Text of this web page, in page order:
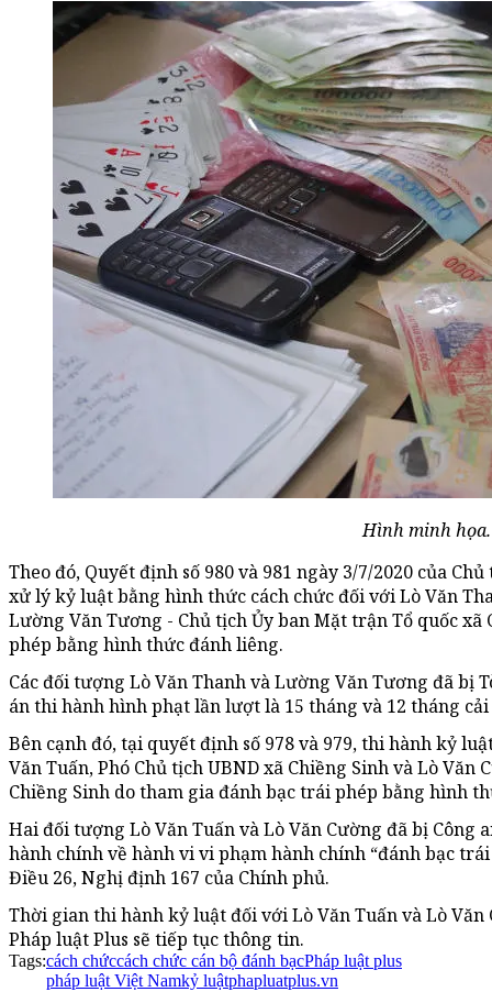
Hình minh họa.
Theo đó, Quyết định số 980 và 981 ngày 3/7/2020 của
xử lý kỷ luật bằng hình thức cách chức đối với Lò Văn
Lường Văn Tương - Chủ tịch Ủy ban Mặt trận Tổ quốc
phép bằng hình thức đánh liêng.
Các đối tượng Lò Văn Thanh và Lường Văn Tương đã bị
án thi hành hình phạt lần lượt là 15 tháng và 12 tháng
Bên cạnh đó, tại quyết định số 978 và 979, thi hành kỷ
Văn Tuấn, Phó Chủ tịch UBND xã Chiềng Sinh và Lò Văn
Chiềng Sinh do tham gia đánh bạc trái phép bằng hình
Hai đối tượng Lò Văn Tuấn và Lò Văn Cường đã bị Công
hành chính về hành vi vi phạm hành chính “đánh bạc
Điều 26, Nghị định 167 của Chính phủ.
Thời gian thi hành kỷ luật đối với Lò Văn Tuấn và Lò
Pháp luật Plus sẽ tiếp tục thông tin.
Tags:cách chứccách chức cán bộ đánh bạcPháp luật plus
pháp luật Việt Namkỷ luậtphapluatplus.vn